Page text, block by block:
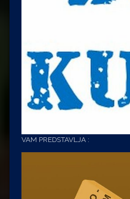
VAM PREDSTAVLJA :